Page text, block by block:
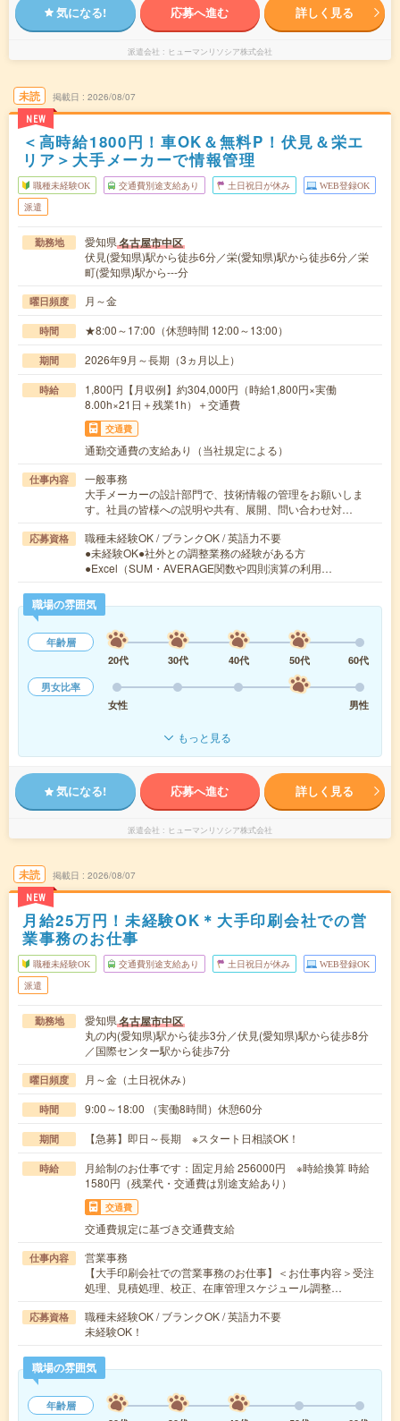
気になる! 応募へ進む 詳しく見る
派遣会社 ヒューマンリソシア株式会社
未読
NEW
掲載日 2026/08/07
＜高時給1800円！車OK＆無料P！伏見＆栄エ
リア＞大手メーカーで情報管理
職種未経験OK 交通費別途支給あり 土日祝日が休み WEB登録OK
派遣
勤務地 愛知県名古屋市中区
伏見(愛知県)駅から徒歩6分／栄(愛知県)駅から徒歩6分／栄
町(愛知県)駅から---分
曜日頻度 月～金
時間 ★8:00～17:00（休憩時間 12:00～13:00）
期間 2026年9月～長期（3ヵ月以上）
時給
1,800円【月収例】約304,000円（時給1,800円×実働
8.00h×21日＋残業1h）＋交通費
交通費
通勤交通費の支給あり（当社規定による）
仕事内容
一般事務
大手メーカーの設計部門で、技術情報の管理をお願いしま
す。社員の皆様への説明や共有、展開、問い合わせ対…
応募資格
職種未経験OK / ブランクOK / 英語力不要
●未経験OK●社外との調整業務の経験がある方
●Excel（SUM・AVERAGE関数や四則演算の利用…
職場の雰囲気
年齢層
20代
30代 40代 50代
60代
男女比率
女性
男性
もっと見る
気になる! 応募へ進む 詳しく見る
派遣会社 ヒューマンリソシア株式会社
未読
NEW
掲載日 2026/08/07
月給25万円！未経験OK＊大手印刷会社での営
業事務のお仕事
職種未経験OK 交通費別途支給あり 土日祝日が休み WEB登録OK
派遣
勤務地 愛知県名古屋市中区
丸の内(愛知県)駅から徒歩3分／伏見(愛知県)駅から徒歩8分
／国際センター駅から徒歩7分
曜日頻度 月～金（土日祝休み）
時間 9:00～18:00 （実働8時間）休憩60分
期間 【急募】即日～長期 ※スタート日相談OK！
時給
月給制のお仕事です：固定月給 256000円 ※時給換算 時給
1580円（残業代・交通費は別途支給あり）
交通費
交通費規定に基づき交通費支給
仕事内容
営業事務
【大手印刷会社での営業事務のお仕事】＜お仕事内容＞受注
処理、見積処理、校正、在庫管理スケジュール調整…
応募資格
職種未経験OK / ブランクOK / 英語力不要
未経験OK！
職場の雰囲気
年齢層